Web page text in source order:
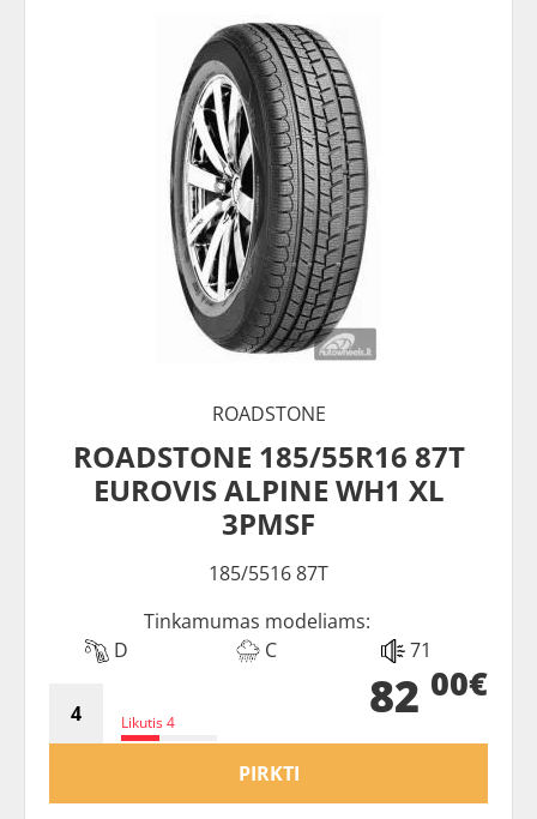
ROADSTONE
ROADSTONE 185/55R16 87T
EUROVIS ALPINE WH1 XL
3PMSF
185/5516 87T
Tinkamumas modeliams:
D
C 71
Likutis 4 82 00€
PIRKTI